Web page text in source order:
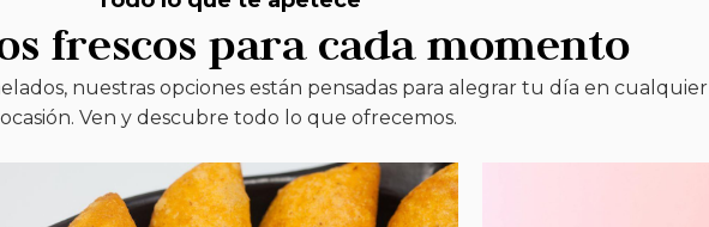
frescos para cada momento
nuestras opciones están pensadas para alegrar tu día en cualquier
ocasión. Ven y descubre todo lo que ofrecemos.